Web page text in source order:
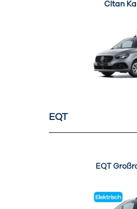
CItan
EQT
EQT